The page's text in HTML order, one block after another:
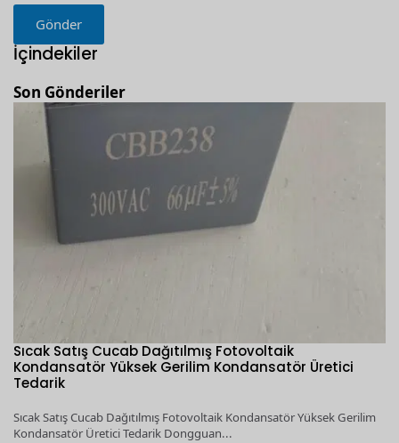
Gönder
İçindekiler
Son Gönderiler
Sıcak Satış Cucab Dağıtılmış Fotovoltaik
Kondansatör Yüksek Gerilim Kondansatör Üretici
Tedarik
Sıcak Satış Cucab Dağıtılmış Fotovoltaik Kondansatör Yüksek Gerilim
Kondansatör Üretici Tedarik Dongguan...